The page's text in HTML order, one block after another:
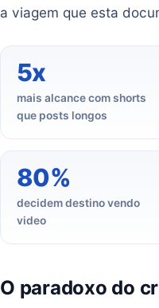
a viagem que esta
5x
mais alcance com shorts
que posts longos
80%
decidem destino vendo
video
O paradoxo do